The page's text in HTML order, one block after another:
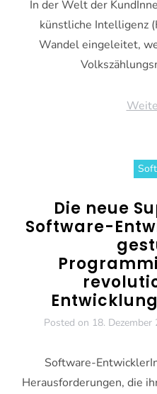
In der Welt der
künstliche Intelligenz
Wandel eingeleitet,
Die neue
Software-
Posted on 18. Dezember
Software-
Herausforderungen, die